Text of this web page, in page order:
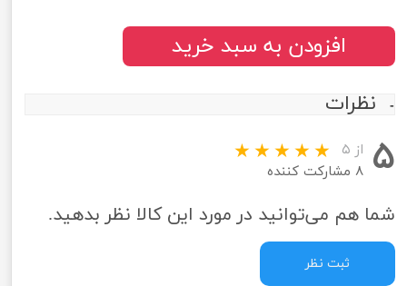
افزودن به سبد خرید
نظرات
۵ از ۵
۸ مشارکت کننده
شما هم می‌توانید در مورد این کالا نظر بدهید.
ثبت نظر